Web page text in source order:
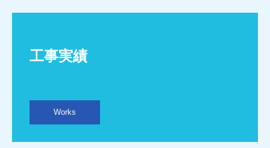
工事実績
Works